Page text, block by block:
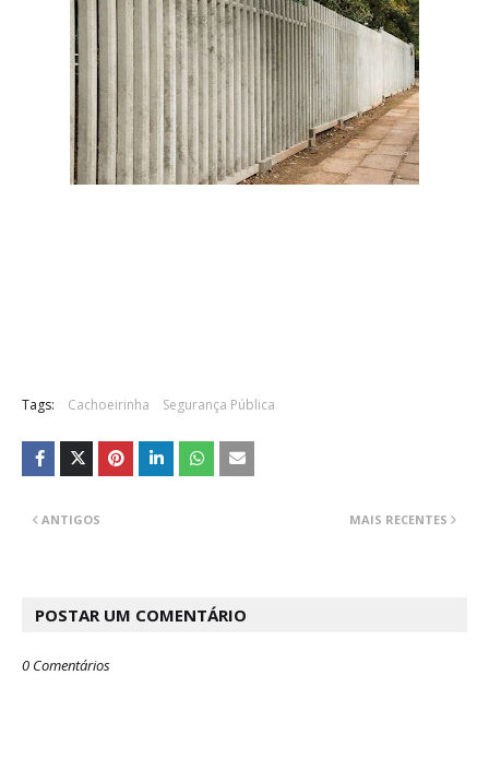
Tags: Cachoeirinha Segurança Pública
MAIS RECENTES
ANTIGOS
POSTAR UM COMENTÁRIO
0 Comentários